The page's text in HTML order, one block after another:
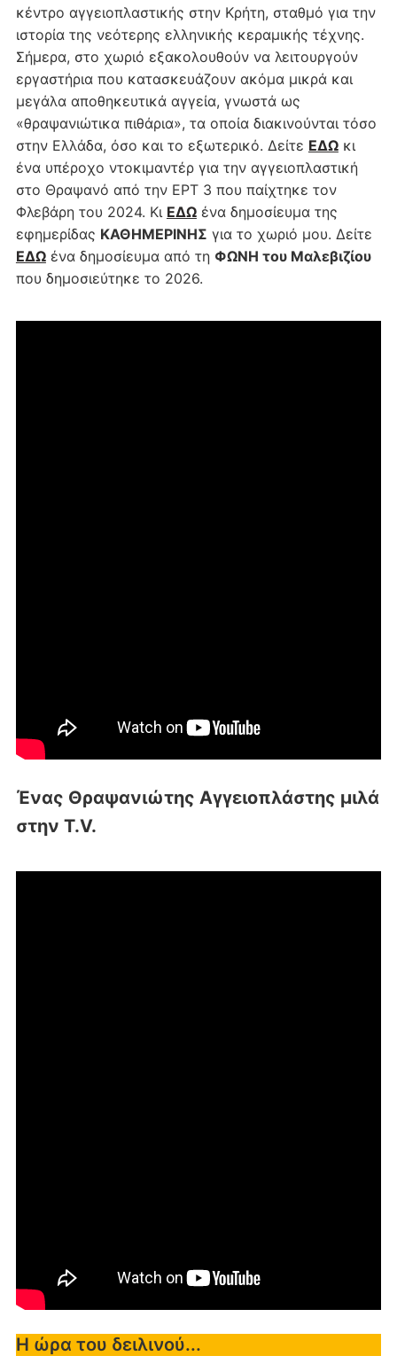
κέντρο αγγειοπλαστικής στην Κρήτη, σταθμό για την
ιστορία της νεότερης ελληνικής κεραμικής τέχνης.
Σήμερα, στο χωριό εξακολουθούν να λειτουργούν
εργαστήρια που κατασκευάζουν ακόμα μικρά και
μεγάλα αποθηκευτικά αγγεία, γνωστά ως
«θραψανιώτικα πιθάρια», τα οποία διακινούνται τόσο
στην Ελλάδα, όσο και το εξωτερικό. Δείτε ΕΔΩκι
ένα υπέροχο ντοκιμαντέρ για την αγγειοπλαστική
στο Θραψανό από την ΕΡΤ 3 που παίχτηκε τον
Φλεβάρη του 2024. Κι ΕΔΩένα δημοσίευμα της
εφημερίδας ΚΑΘΗΜΕΡΙΝΗΣ για το χωριό μου. Δείτε
ΕΔΩένα δημοσίευμα από τη ΦΩΝΗ του Μαλεβιζίου
που δημοσιεύτηκε το 2026.
Ένας Θραψανιώτης Αγγειοπλάστης μιλά
στην T.V.
Η ώρα του δειλινού...